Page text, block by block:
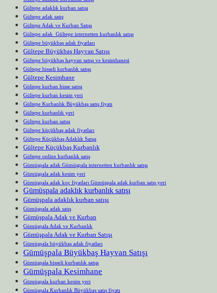
Gültepe adaklık kurban satışı
Gültepe adak satış
Gültepe Adak ve Kurban Satışı
Gültepe adak Gültepe internetten kurbanlık satışı
Gültepe büyükbaş adak fiyatları
Gültepe Büyükbaş Hayvan Satışı
Gültepe büyükbaş hayvan satışı ve kesimhanesi
Gültepe hisseli kurbanlık satışı
Gültepe Kesimhane
Gültepe kurban hisse satışı
Gültepe kurban kesim yeri
Gültepe Kurbanlık Büyükbaş satış fiyatı
Gültepe kurbanlık yeri
Gültepe kurban satışı
Gültepe küçükbaş adak fiyatları
Gültepe Küçükbaş Adaklık Satışı
Gültepe Küçükbaş Kurbanlık
Gültepe online kurbanlık satış
Gümüşpala adak Gümüşpala internetten kurbanlık satışı
Gümüşpala adak kesim yeri
Gümüşpala adak koç fiyatları Gümüşpala adak kurban satış yeri
Gümüşpala adaklık kurbanlık satışı
Gümüşpala adaklık kurban satışı
Gümüşpala adak satış
Gümüşpala Adak ve Kurban
Gümüşpala Adak ve Kurbanlık
Gümüşpala Adak ve Kurban Satışı
Gümüşpala büyükbaş adak fiyatları
Gümüşpala Büyükbaş Hayvan Satışı
Gümüşpala hisseli kurbanlık satışı
Gümüşpala Kesimhane
Gümüşpala kurban kesim yeri
Gümüşpala Kurbanlık Büyükbaş satış fiyatı